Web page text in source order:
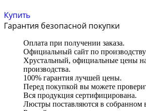
Купить
Гарантия безопасной покупки
Оплата при получении заказа.
Официальный сайт по
Хрустальный, официальные цены
производства.
100% гарантия лучшей цены.
Перед покупкой вы можете
Вся продукция сертифицирована.
Люстры поставляются в собранном